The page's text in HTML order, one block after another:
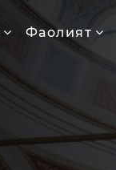
Фаолият